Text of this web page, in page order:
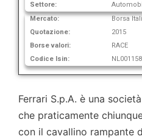
Settore:
Mercato:
Borsa
Quotazione:
2015
Borse valori:
RACE
Codice Isin:
Ferrari S.p.A. è una
che praticamente
con il cavallino rampante